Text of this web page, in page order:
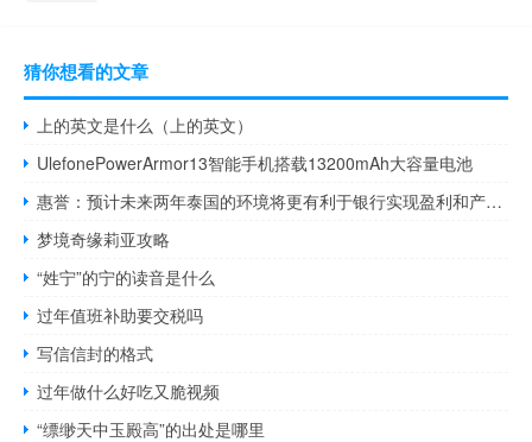
猜你想看的文章
上的英文是什么（上的英文）
UlefonePowerArmor13智能手机搭载13200mAh大容量电池
惠誉：预计未来两年泰国的环境将更有利于银行实现盈利和产生资本
梦境奇缘莉亚攻略
“姓宁”的宁的读音是什么
过年值班补助要交税吗
写信信封的格式
过年做什么好吃又脆视频
“缥缈天中玉殿高”的出处是哪里